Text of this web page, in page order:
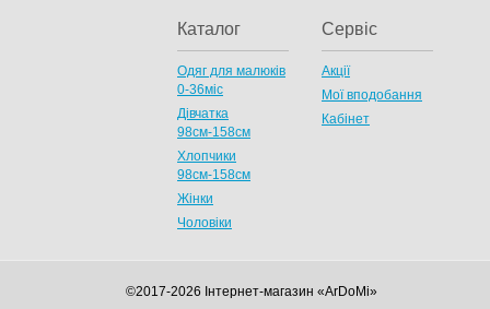
Каталог
Одяг для малюків
0-36міс
Дівчатка
98cм-158см
Хлопчики
98см-158см
Жінки
Чоловіки
Сервіс
Акції
Мої вподобання
Кабінет
©2017-2026 Інтернет-магазин «ArDoMi»